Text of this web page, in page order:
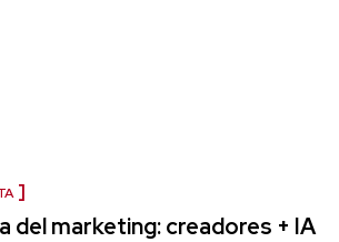
del marketing: creadores + IA